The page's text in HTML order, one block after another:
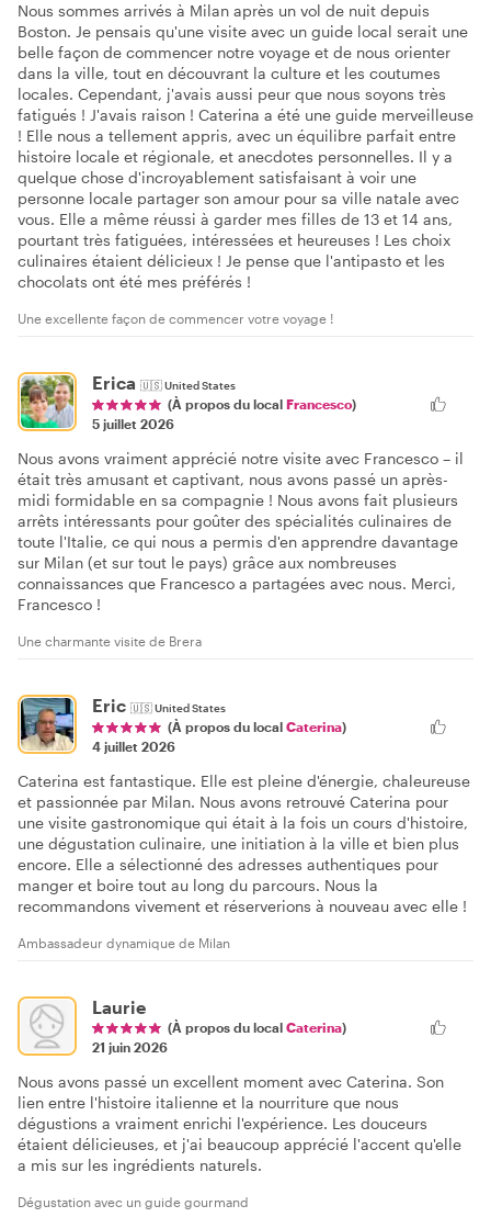
Nous sommes arrivés à Milan après un vol de nuit depuis
Boston. Je pensais qu'une visite avec un guide local serait une
belle façon de commencer notre voyage et de nous orienter
dans la ville, tout en découvrant la culture et les coutumes
locales. Cependant, j'avais aussi peur que nous soyons très
fatigués ! J'avais raison ! Caterina a été une guide merveilleuse
! Elle nous a tellement appris, avec un équilibre parfait entre
histoire locale et régionale, et anecdotes personnelles. Il y a
quelque chose d'incroyablement satisfaisant à voir une
personne locale partager son amour pour sa ville natale avec
vous. Elle a même réussi à garder mes filles de 13 et 14 ans,
pourtant très fatiguées, intéressées et heureuses ! Les choix
culinaires étaient délicieux ! Je pense que l'antipasto et les
chocolats ont été mes préférés !
Une excellente façon de commencer votre voyage !
Erica 🇺🇸United States
(À propos du local Francesco)
5 juillet 2026
Nous avons vraiment apprécié notre visite avec Francesco – il
était très amusant et captivant, nous avons passé un après-
midi formidable en sa compagnie ! Nous avons fait plusieurs
arrêts intéressants pour goûter des spécialités culinaires de
toute l'Italie, ce qui nous a permis d'en apprendre davantage
sur Milan (et sur tout le pays) grâce aux nombreuses
connaissances que Francesco a partagées avec nous. Merci,
Francesco !
Une charmante visite de Brera
Eric 🇺🇸United States
(À propos du local Caterina)
4 juillet 2026
Caterina est fantastique. Elle est pleine d'énergie, chaleureuse
et passionnée par Milan. Nous avons retrouvé Caterina pour
une visite gastronomique qui était à la fois un cours d'histoire,
une dégustation culinaire, une initiation à la ville et bien plus
encore. Elle a sélectionné des adresses authentiques pour
manger et boire tout au long du parcours. Nous la
recommandons vivement et réserverions à nouveau avec elle !
Ambassadeur dynamique de Milan
Laurie
(À propos du local Caterina)
21 juin 2026
Nous avons passé un excellent moment avec Caterina. Son
lien entre l'histoire italienne et la nourriture que nous
dégustions a vraiment enrichi l'expérience. Les douceurs
étaient délicieuses, et j'ai beaucoup apprécié l'accent qu'elle
a mis sur les ingrédients naturels.
Dégustation avec un guide gourmand